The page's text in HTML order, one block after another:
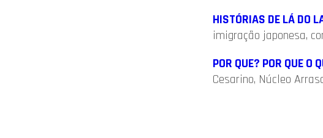
HISTÓRIAS DE LÁ DO
imigração japonesa,
POR QUE? POR QUE O
Cesarino, Núcleo